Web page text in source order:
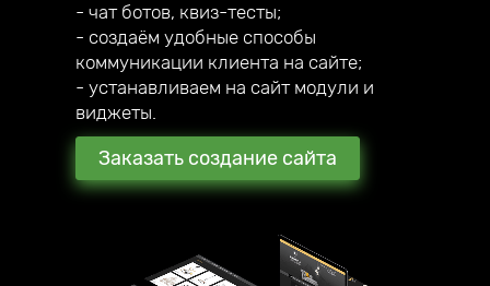
- чат ботов, квиз-тесты;
- создаём удобные способы
коммуникации клиента на сайте;
- устанавливаем на сайт модули и
виджеты.
Заказать создание сайта